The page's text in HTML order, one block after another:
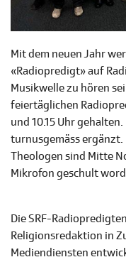
Mit dem neuen Jahr
«Radiopredigt» auf
Musikwelle zu hören
feiertäglichen
und 10.15 Uhr
turnusgemäss ergänzt.
Theologen sind Mitte
Mikrofon geschult
Die SRF-
Religionsredaktion in
Mediendiensten